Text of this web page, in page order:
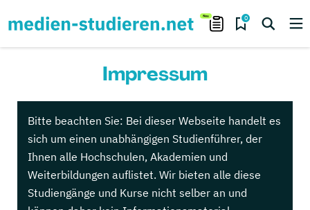
0
Impressum
Bitte beachten Sie: Bei dieser Webseite handelt es
sich um einen unabhängigen Studienführer, der
Ihnen alle Hochschulen, Akademien und
Weiterbildungen auflistet. Wir bieten alle diese
Studiengänge und Kurse nicht selber an und